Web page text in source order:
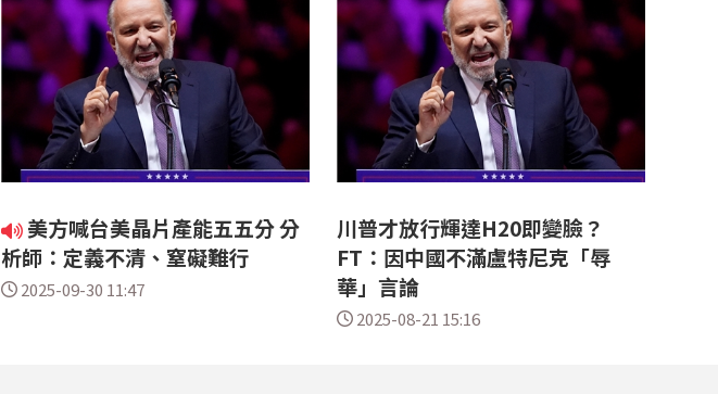
美方喊台美晶片產能五五分 分
析師：定義不清、窒礙難行
2025-09-30 11:47
川普才放行輝達H20即變臉？
FT：因中國不滿盧特尼克「辱
華」言論
2025-08-21 15:16